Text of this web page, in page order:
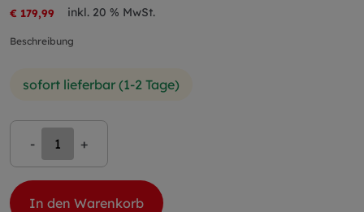
€ 179,99 inkl. 20 % MwSt.
Beschreibung
sofort lieferbar (1-2 Tage)
- +
In den Warenkorb